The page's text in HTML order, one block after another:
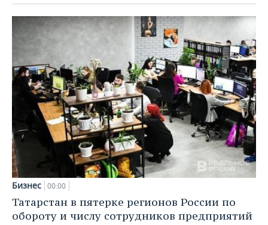
Бизнес 00:00
Татарстан в пятерке регионов России по
обороту и числу сотрудников предприятий